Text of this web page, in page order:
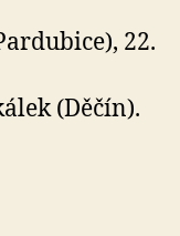
22.
(Děčín).